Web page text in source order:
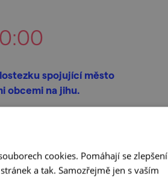
spojující město
obcemi na jihu.
do oblíbených
cookies. Pomáhají se
a tak. Samozřejmě jen s vaším